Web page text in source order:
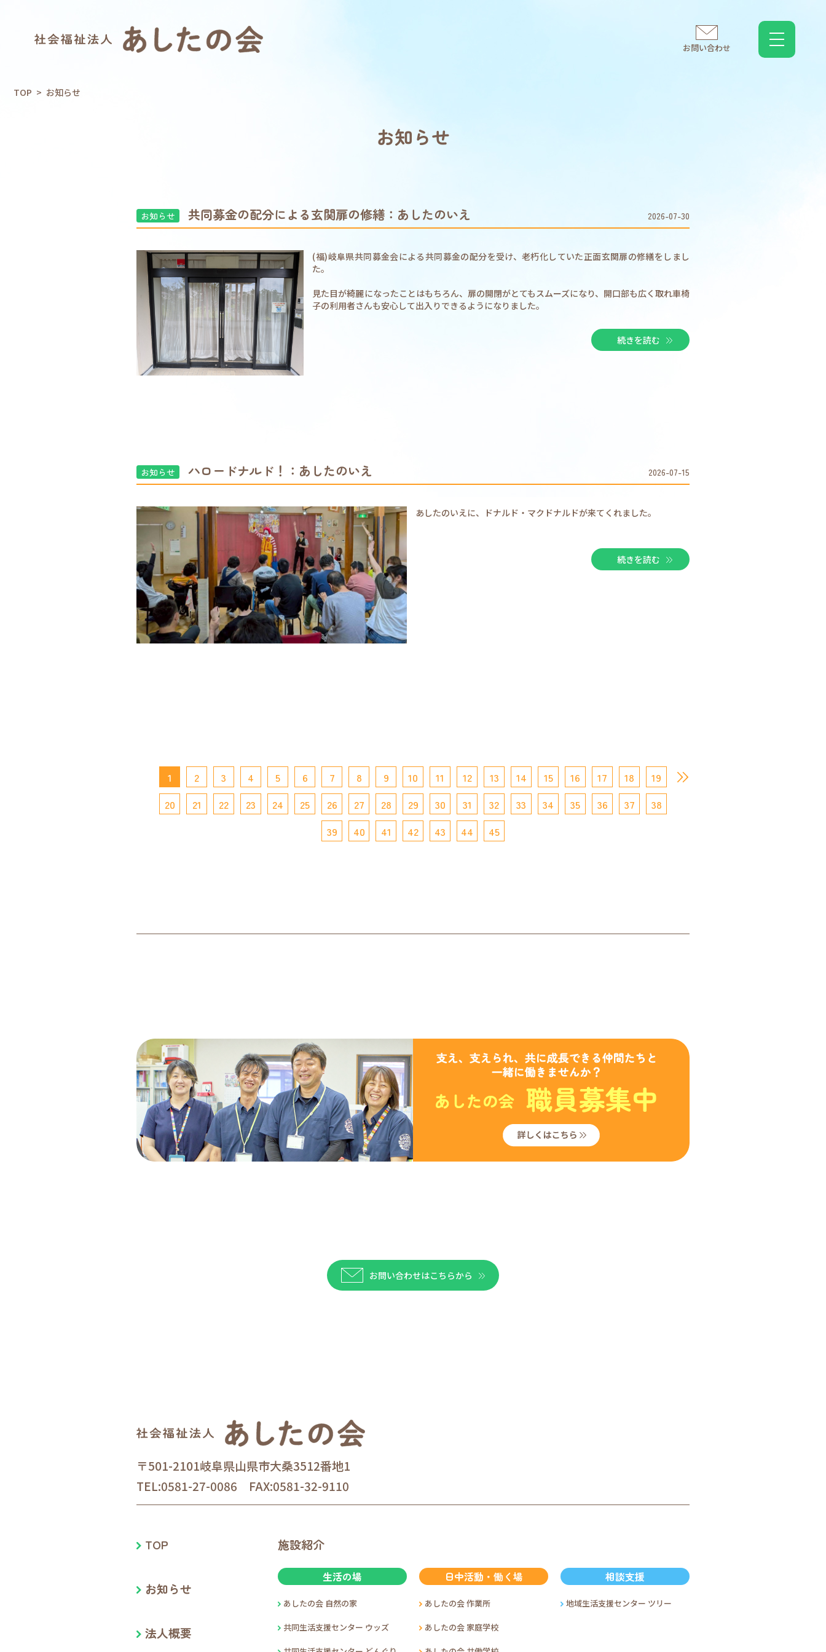
お問い合わせ
TOP > お知らせ
お知らせ
お知らせ 共同募金の配分による玄関扉の修繕：あしたのいえ 2026-07-30
(福)岐阜県共同募金会による共同募金の配分を受け、老朽化していた正面玄関扉の修繕をしまし
た。
見た目が綺麗になったことはもちろん、扉の開閉がとてもスムーズになり、開口部も広く取れ車椅
子の利用者さんも安心して出入りできるようになりました。
続きを読む
お知らせ ハロードナルド！：あしたのいえ 2026-07-15
あしたのいえに、ドナルド・マクドナルドが来てくれました。
続きを読む
1 2 3 4 5 6 7 8 9 10 11 12 13 14 15 16 17 18
19
20
21 22 23 24 25 26 27 28 29 30 31 32 33 34 35 36 37
38
39
40 41 42 43 44 45
お問い合わせはこちらから
〒501-2101岐阜県山県市大桑3512番地1
TEL:0581-27-0086 FAX:0581-32-9110
TOP
お知らせ
法人概要
施設紹介
生活の場
あしたの会 自然の家
共同生活支援センター ウッズ
日中活動・働く場
あしたの会 作業所
あしたの会 家庭学校
相談支援
地域生活支援センター ツリー